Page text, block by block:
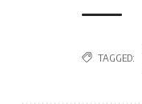
TAGGED: